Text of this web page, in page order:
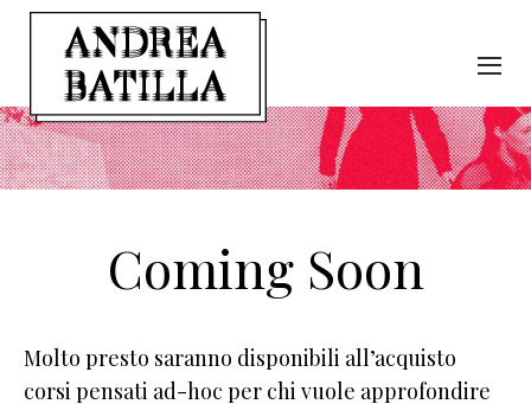
Coming Soon
Molto presto saranno disponibili all’acquisto
corsi pensati ad-hoc per chi vuole approfondire